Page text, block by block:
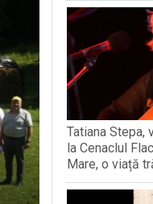
dedicat marelui
stres, iar una
orașul dintr-o
propriul talisman
Tatiana Stepa,
la Cenaclul
Mare, o viață